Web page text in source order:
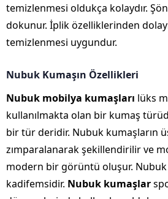
temizlenmesi oldukça kolaydır.
dokunur. İplik özelliklerinden
temizlenmesi uygundur.
Nubuk Kumaşın Özellikleri
Nubuk mobilya kumaşları lüks
kullanılmakta olan bir kumaş
bir tür deridir. Nubuk kumaşların
zımparalanarak şekillendirilir ve
modern bir görüntü oluşur. Nubuk
kadifemsidir. Nubuk kumaşlar